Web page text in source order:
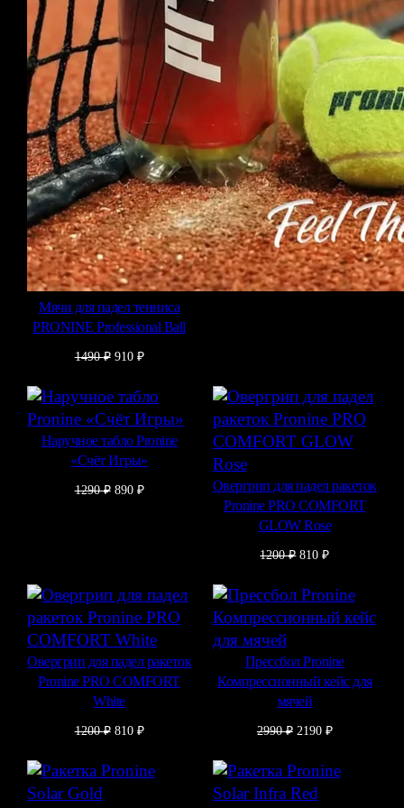
Мячи для падел тенниса
PRONINE Professional Ball
1490₽ Первоначальная
составляла
1490 ₽.
910 ₽Текущая
Наручное табло Pronine
«Счёт Игры»
1290₽ Первоначальная
890 ₽Текущая
Овергрип для падел ракеток
Pronine PRO COMFORT
GLOW Rose
1200₽ Первоначальная
составляла
1200 ₽.
810₽Текущая
810 ₽.
Овергрип для падел ракеток
Pronine PRO COMFORT
White
1200₽ Первоначальная
составляла
1200 ₽.
810 ₽Текущая
Прессбол Pronine
Компрессионный кейс для
мячей
2990₽ Первоначальная
составляла
2990 ₽.
2190 ₽Текущая